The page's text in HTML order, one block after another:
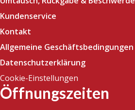
Kundenservice
Kontakt
Allgemeine Geschäftsbedingungen
Datenschutzerklärung
Cookie-Einstellungen
Öffnungszeiten